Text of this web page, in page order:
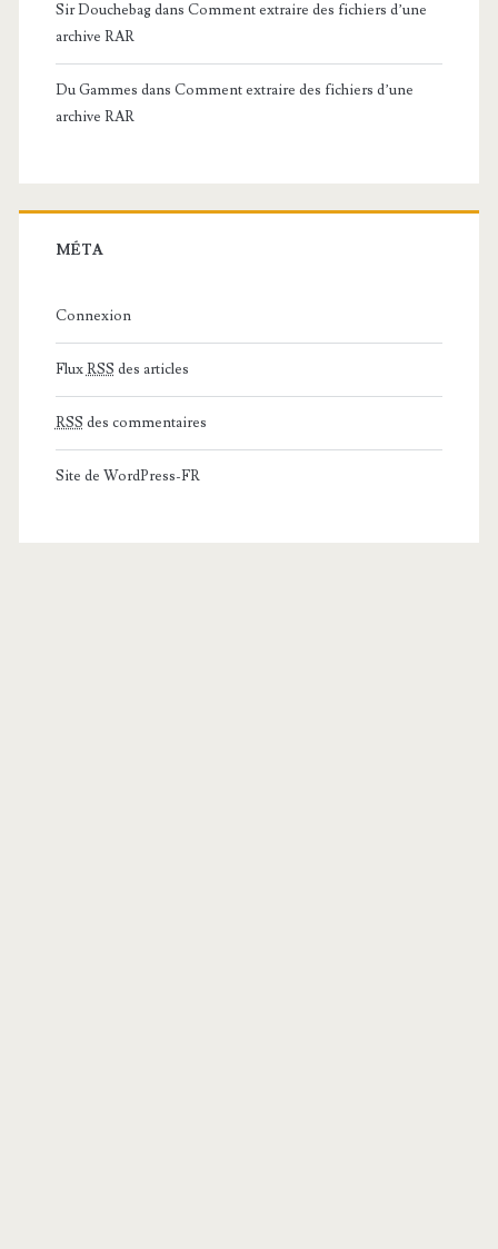
Sir Douchebagdans Comment extraire des fichiers d’une
archive RAR
Du Gammes dans Comment extraire des fichiers d’une
archive RAR
MÉTA
Connexion
FluxRSS des articles
RSS des commentaires
Site de WordPress-FR